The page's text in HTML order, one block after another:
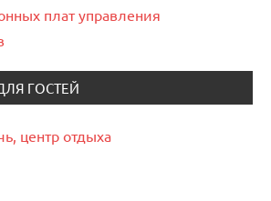
плат управления
ГОСТЕЙ
центр отдыха